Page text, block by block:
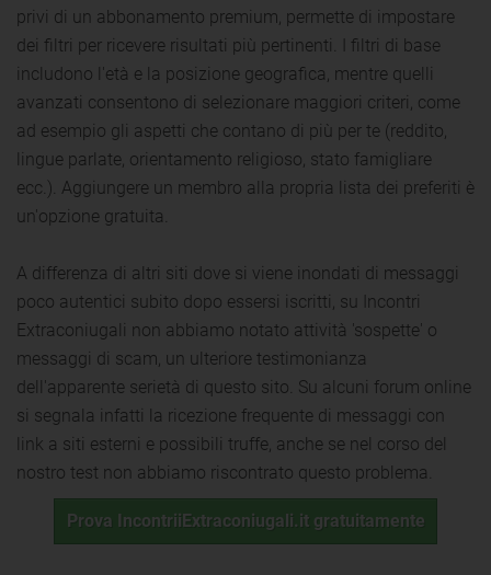
privi di un abbonamento premium, permette di impostare
dei filtri per ricevere risultati più pertinenti. I filtri di base
includono l'età e la posizione geografica, mentre quelli
avanzati consentono di selezionare maggiori criteri, come
ad esempio gli aspetti che contano di più per te (reddito,
lingue parlate, orientamento religioso, stato famigliare
ecc.). Aggiungere un membro alla propria lista dei preferiti è
un'opzione gratuita.
A differenza di altri siti dove si viene inondati di messaggi
poco autentici subito dopo essersi iscritti, su Incontri
Extraconiugali non abbiamo notato attività 'sospette' o
messaggi di scam, un ulteriore testimonianza
dell'apparente serietà di questo sito. Su alcuni forum online
si segnala infatti la ricezione frequente di messaggi con
link a siti esterni e possibili truffe, anche se nel corso del
nostro test non abbiamo riscontrato questo problema.
Prova IncontriiExtraconiugali.it gratuitamente